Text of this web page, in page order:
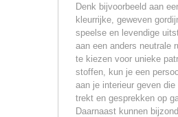
Denk bijvoorbeeld aan
kleurrijke, geweven
speelse en levendige
aan een anders neutrale
te kiezen voor unieke
stoffen, kun je een
aan je interieur geven
trekt en gesprekken op
Daarnaast kunnen